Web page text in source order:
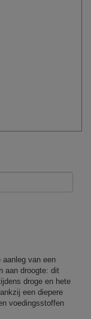
van een
aan droogte: dit
droge en hete
een diepere
voedingsstoffen